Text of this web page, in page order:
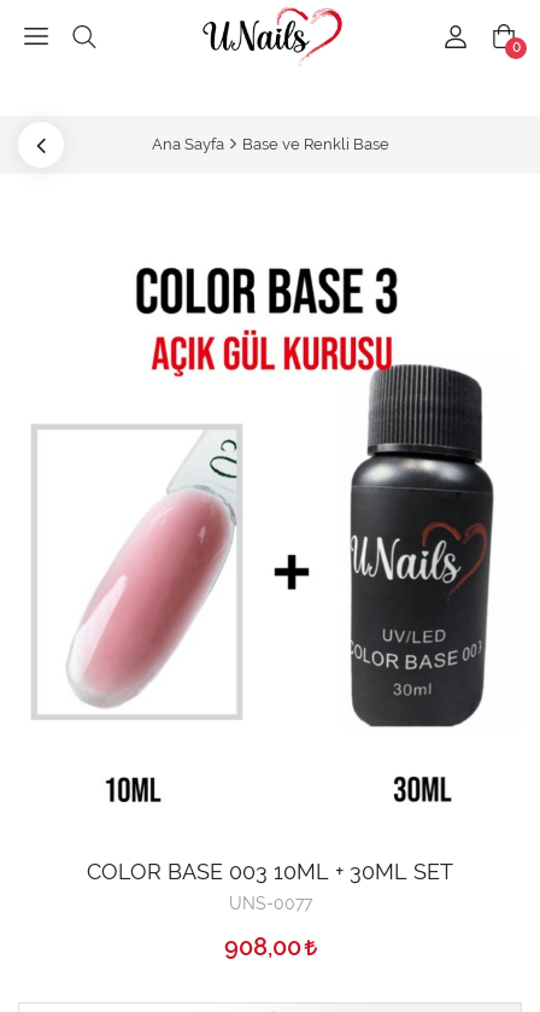
0
Ana Sayfa Base ve Renkli Base
COLOR BASE 003 10ML + 30ML SET
UNS-0077
908,00